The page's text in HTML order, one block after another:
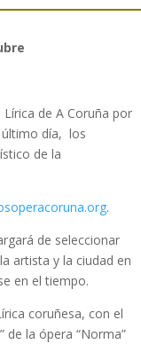
de A Coruña por
último día, los
de la
.
de seleccionar
artista y la ciudad en
en el tiempo.
coruñesa, con el
de la ópera “Norma”